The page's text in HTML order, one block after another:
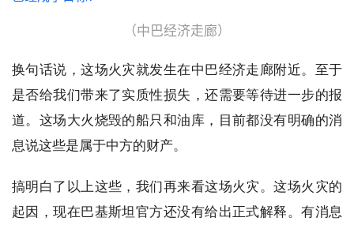
（中巴经济走廊）
换句话说，这场火灾就发生在中巴经济走廊附近。至于
是否给我们带来了实质性损失，还需要等待进一步的报
道。这场大火烧毁的船只和油库，目前都没有明确的消
息说这些是属于中方的财产。
搞明白了以上这些，我们再来看这场火灾。这场火灾的
起因，现在巴基斯坦官方还没有给出正式解释。有消息